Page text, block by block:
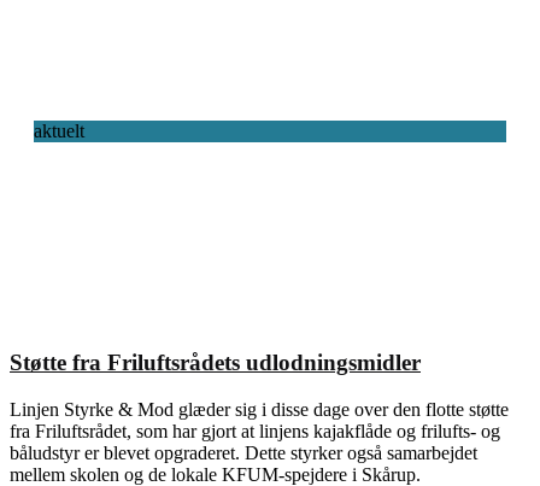
aktuelt
Støtte fra Friluftsrådets udlodningsmidler
Linjen Styrke & Mod glæder sig i disse dage over den flotte støtte
fra Friluftsrådet, som har gjort at linjens kajakflåde og frilufts- og
båludstyr er blevet opgraderet. Dette styrker også samarbejdet
mellem skolen og de lokale KFUM-spejdere i Skårup.